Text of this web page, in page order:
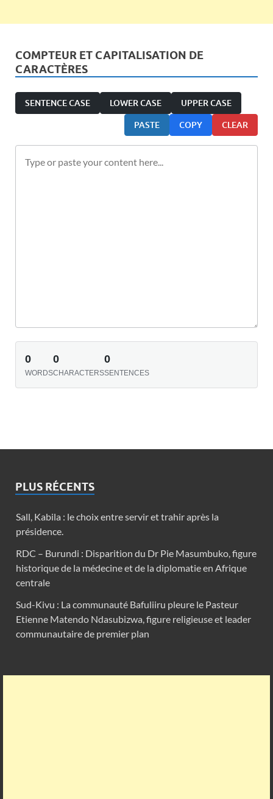
COMPTEUR ET CAPITALISATION DE
CARACTÈRES
SENTENCE CASE LOWER CASE UPPER CASE
PASTE COPY CLEAR
0
WORDS
0
CHARACTERS
0
SENTENCES
PLUS RÉCENTS
Sall, Kabila : le choix entre servir et trahir après la
présidence.
RDC – Burundi : Disparition du Dr Pie Masumbuko, figure
historique de la médecine et de la diplomatie en Afrique
centrale
Sud-Kivu : La communauté Bafuliiru pleure le Pasteur
Etienne Matendo Ndasubizwa, figure religieuse et leader
communautaire de premier plan